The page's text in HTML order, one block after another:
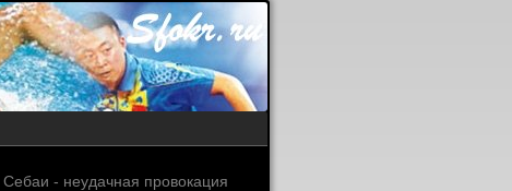
- неудачная провокация